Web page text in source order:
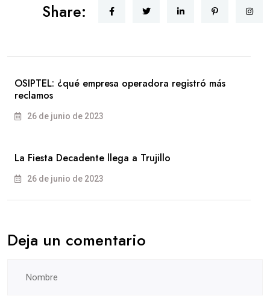
Share:
OSIPTEL: ¿qué empresa operadora registró más
reclamos
26 de junio de 2023
La Fiesta Decadente llega a Trujillo
26 de junio de 2023
Deja un comentario